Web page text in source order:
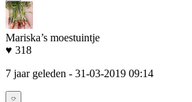
Mariska’s moestuintje
♥ 318
7 jaar geleden - 31-03-2019 09:14